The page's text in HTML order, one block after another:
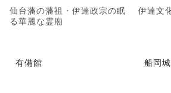
仙台藩の藩祖・伊達政宗の眠
る華麗な霊廟
伊達文
有備館 船岡